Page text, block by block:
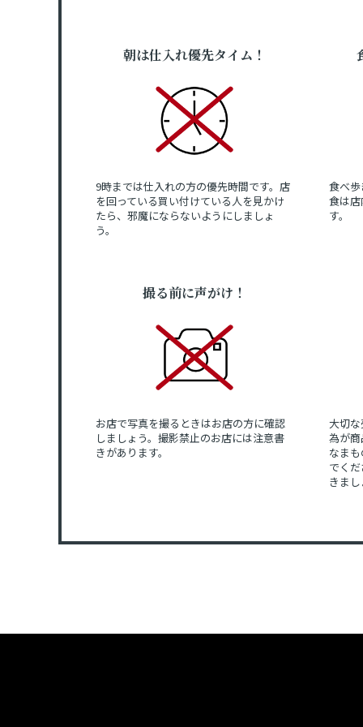
朝は仕入れ優先タイム！
9時までは仕入れの方の優先時間です。店
を回っている買い付けている人を見かけ
たら、邪魔にならないようにしましょ
う。
食べ
食は
す。
撮る前に声がけ！
お店で写真を撮るときはお店の方に確認
しましょう。撮影禁止のお店には注意書
きがあります。
大切
為が
なま
でく
きま